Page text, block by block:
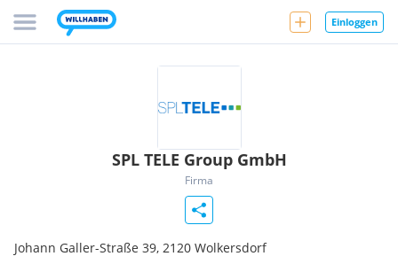
Einloggen
SPL TELE Group GmbH
Firma
Johann Galler-Straße 39, 2120 Wolkersdorf